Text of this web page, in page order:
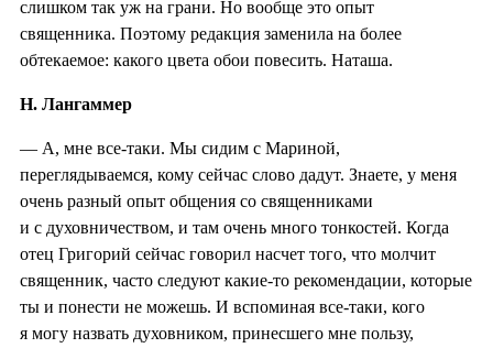
слишком так уж на грани. Но вообще это опыт
священника. Поэтому редакция заменила на более
обтекаемое: какого цвета обои повесить. Наташа.
Н. Лангаммер
— А, мне все-таки. Мы сидим с Мариной,
переглядываемся, кому сейчас слово дадут. Знаете, у меня
очень разный опыт общения со священниками
и с духовничеством, и там очень много тонкостей. Когда
отец Григорий сейчас говорил насчет того, что молчит
священник, часто следуют какие-то рекомендации, которые
ты и понести не можешь. И вспоминая все-таки, кого
я могу назвать духовником, принесшего мне пользу,